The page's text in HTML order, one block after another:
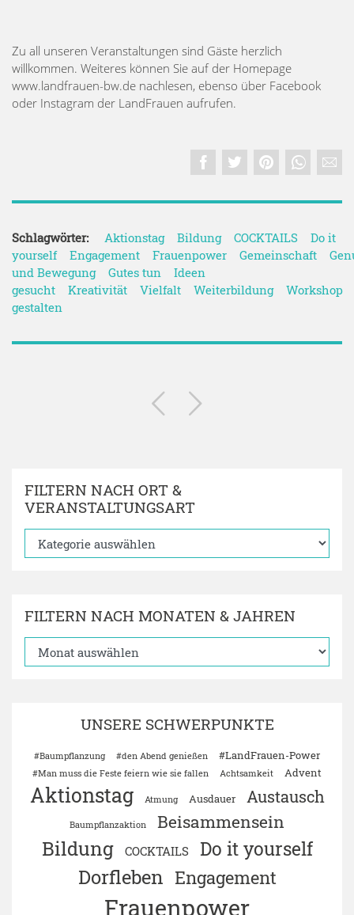
Zu all unseren Veranstaltungen sind Gäste herzlich
willkommen. Weiteres können Sie auf der Homepage
www.landfrauen-bw.de nachlesen, ebenso über Facebook
oder Instagram der LandFrauen aufrufen.
Schlagwörter: Aktionstag Bildung COCKTAILS
Do it
yourself
Engagement Frauenpower Gemeinschaft
und Bewegung
Gutes tun
Ideen
gesucht
Kreativität Vielfalt Weiterbildung
Workshop
gestalten
FILTERN NACH ORT &
VERANSTALTUNGSART
FILTERN NACH MONATEN & JAHREN
UNSERE SCHWERPUNKTE
#Baumpflanzung #den Abend genießen #LandFrauen-Power
#Man muss die Feste feiern wie sie fallen Achtsamkeit Advent
Aktionstag Atmung Ausdauer Austausch
Baumpflanzaktion Beisammensein
Bildung COCKTAILS Do it yourself
Dorfleben Engagement
Frauenpower